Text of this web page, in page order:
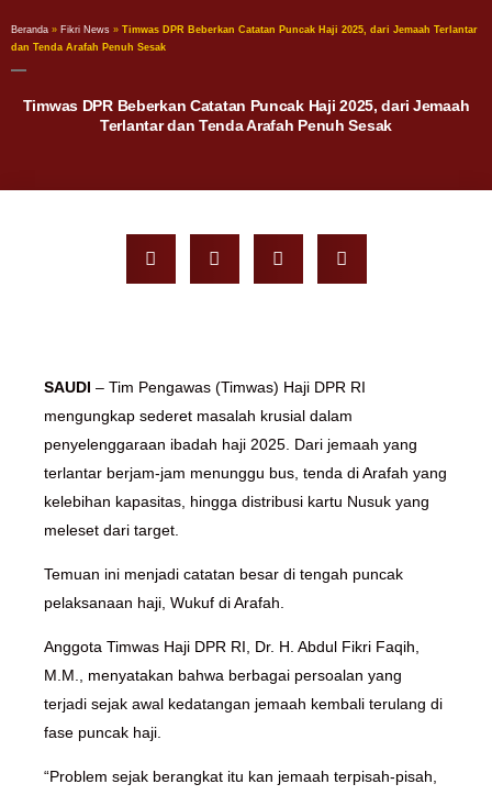
Beranda » Fikri News » Timwas DPR Beberkan Catatan Puncak Haji 2025, dari Jemaah Terlantar
dan Tenda Arafah Penuh Sesak
Timwas DPR Beberkan Catatan Puncak Haji 2025, dari Jemaah
Terlantar dan Tenda Arafah Penuh Sesak
SAUDI – Tim Pengawas (Timwas) Haji DPR RI
mengungkap sederet masalah krusial dalam
penyelenggaraan ibadah haji 2025. Dari jemaah yang
terlantar berjam-jam menunggu bus, tenda di Arafah yang
kelebihan kapasitas, hingga distribusi kartu Nusuk yang
meleset dari target.
Temuan ini menjadi catatan besar di tengah puncak
pelaksanaan haji, Wukuf di Arafah.
Anggota Timwas Haji DPR RI, Dr. H. Abdul Fikri Faqih,
M.M., menyatakan bahwa berbagai persoalan yang
terjadi sejak awal kedatangan jemaah kembali terulang di
fase puncak haji.
“Problem sejak berangkat itu kan jemaah terpisah-pisah,